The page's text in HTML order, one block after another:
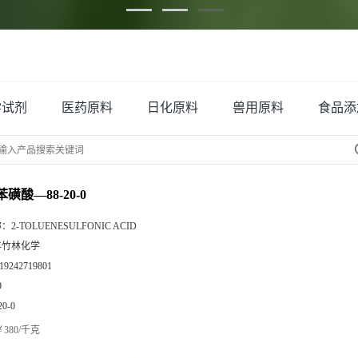
剂 医药原料 日化原料 兽用原料 食品添
磺酸—88-20-0
2-TOLUENESULFONIC ACID
林化学
0
380/千克